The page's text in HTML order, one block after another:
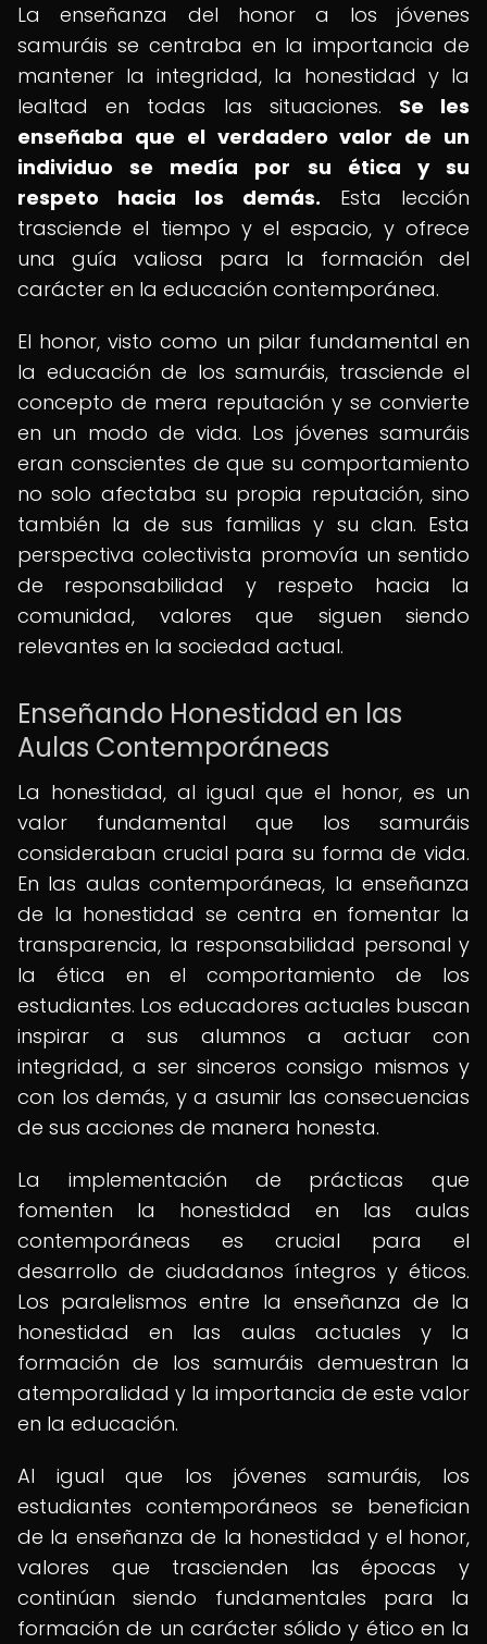
La enseñanza del honor a los jóvenes
samuráis se centraba en la importancia de
mantener la integridad, la honestidad y la
lealtad en todas las situaciones. Se les
enseñaba que el verdadero valor de un
individuo se medía por su ética y su
respeto hacia los demás. Esta lección
trasciende el tiempo y el espacio, y ofrece
una guía valiosa para la formación del
carácter en la educación contemporánea.
El honor, visto como un pilar fundamental en
la educación de los samuráis, trasciende el
concepto de mera reputación y se convierte
en un modo de vida. Los jóvenes samuráis
eran conscientes de que su comportamiento
no solo afectaba su propia reputación, sino
también la de sus familias y su clan. Esta
perspectiva colectivista promovía un sentido
de responsabilidad y respeto hacia la
comunidad, valores que siguen siendo
relevantes en la sociedad actual.
Enseñando Honestidad en las
Aulas Contemporáneas
La honestidad, al igual que el honor, es un
valor fundamental que los samuráis
consideraban crucial para su forma de vida.
En las aulas contemporáneas, la enseñanza
de la honestidad se centra en fomentar la
transparencia, la responsabilidad personal y
la ética en el comportamiento de los
estudiantes. Los educadores actuales buscan
inspirar a sus alumnos a actuar con
integridad, a ser sinceros consigo mismos y
con los demás, y a asumir las consecuencias
de sus acciones de manera honesta.
La implementación de prácticas que
fomenten la honestidad en las aulas
contemporáneas es crucial para el
desarrollo de ciudadanos íntegros y éticos.
Los paralelismos entre la enseñanza de la
honestidad en las aulas actuales y la
formación de los samuráis demuestran la
atemporalidad y la importancia de este valor
en la educación.
Al igual que los jóvenes samuráis, los
estudiantes contemporáneos se benefician
de la enseñanza de la honestidad y el honor,
valores que trascienden las épocas y
continúan siendo fundamentales para la
formación de un carácter sólido y ético en la